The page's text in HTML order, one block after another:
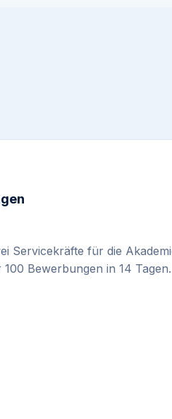
Servicekräfte für die
Bewerbungen in 14 Tagen.